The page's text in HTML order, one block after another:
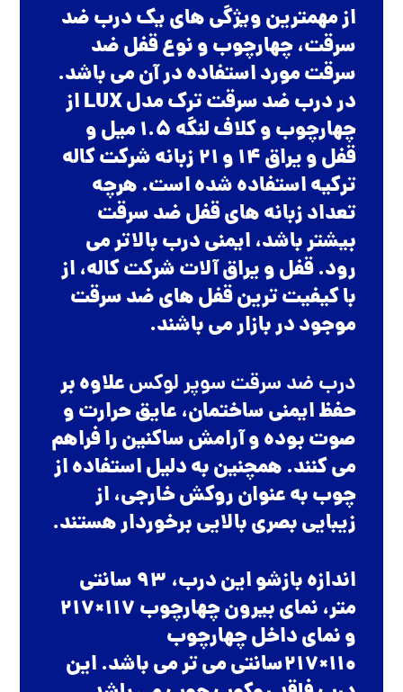
از مهمترین ویژگی های یک درب ضد
سرقت، چهارچوب و نوع قفل ضد
سرقت مورد استفاده در آن می باشد.
در درب ضد سرقت ترک مدل LUX از
چهارچوب و کلاف لنگه 1.5 میل و
قفل و یراق 14 و 21 زبانه شرکت کاله
ترکیه استفاده شده است. هرچه
تعداد زبانه های قفل ضد سرقت
بیشتر باشد، ایمنی درب بالاتر می
رود. قفل و یراق آلات شرکت کاله، از
با کیفیت ترین قفل های ضد سرقت
موجود در بازار می باشند.
درب ضد سرقت سوپر لوکسعلاوه بر
حفظ ایمنی ساختمان، عایق حرارت و
صوت بوده و آرامش ساکنین را فراهم
می کنند. همچنین به دلیل استفاده از
چوب به عنوان روکش خارجی، از
زیبایی بصری بالایی برخوردار هستند.
اندازه بازشو این درب، 93 سانتی
متر، نمای بیرون چهارچوب 117×217
و نمای داخل چهارچوب
110×217سانتی می تر می باشد. این